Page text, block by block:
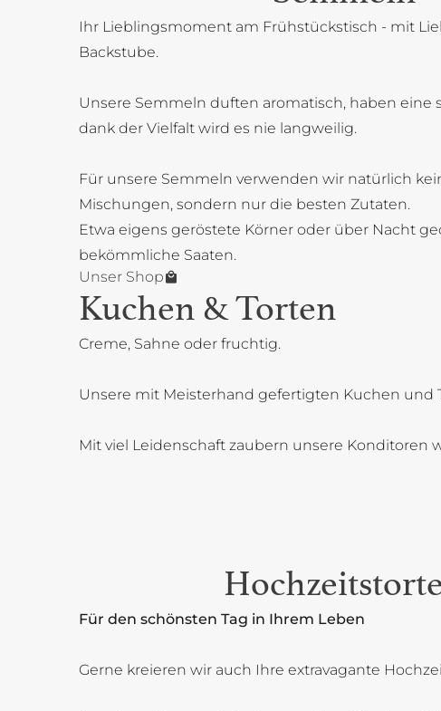
Ihr Lieblingsmoment am Frühstückstisch - mit
Backstube.
Unsere Semmeln duften aromatisch, haben eine
dank der Vielfalt wird es nie langweilig.
Für unsere Semmeln verwenden wir natürlich
Mischungen, sondern nur die besten Zutaten.
Etwa eigens geröstete Körner oder über Nacht
bekömmliche Saaten.
Unser Shop
Kuchen & Torten
Creme, Sahne oder fruchtig.
Unsere mit Meisterhand gefertigten Kuchen und
Mit viel Leidenschaft zaubern unsere Konditoren
Für den schönsten Tag in Ihrem Leben
Gerne kreieren wir auch Ihre extravagante